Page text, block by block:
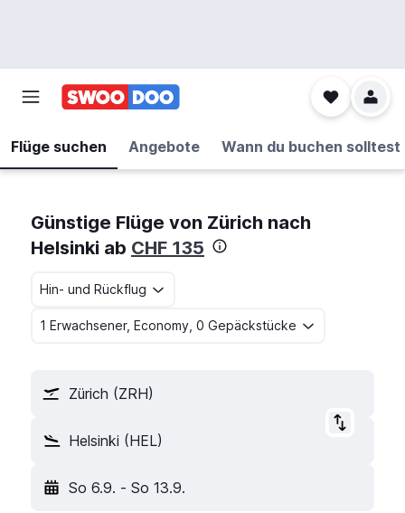
Flüge suchen Angebote Wann du buchen solltest
Günstige Flüge von Zürich nach
Helsinki ab CHF 135
Hin- und Rückflug
1 Erwachsener, Economy, 0 Gepäckstücke
Zürich (ZRH)
Helsinki (HEL)
So 6.9. - So 13.9.